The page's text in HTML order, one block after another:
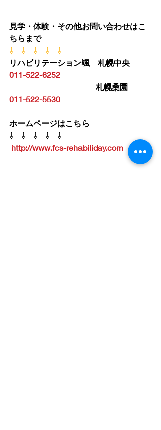
見学・体験・その他お問い合わせはこ
ちらまで
⇩　⇩　⇩　⇩　⇩
リハビリテーション颯　札幌中央
011-522-6252
札幌桑園
011-522-5530
ホームページはこちら
⇩　⇩　⇩　⇩　⇩
http://www.fcs-rehabiliday.com